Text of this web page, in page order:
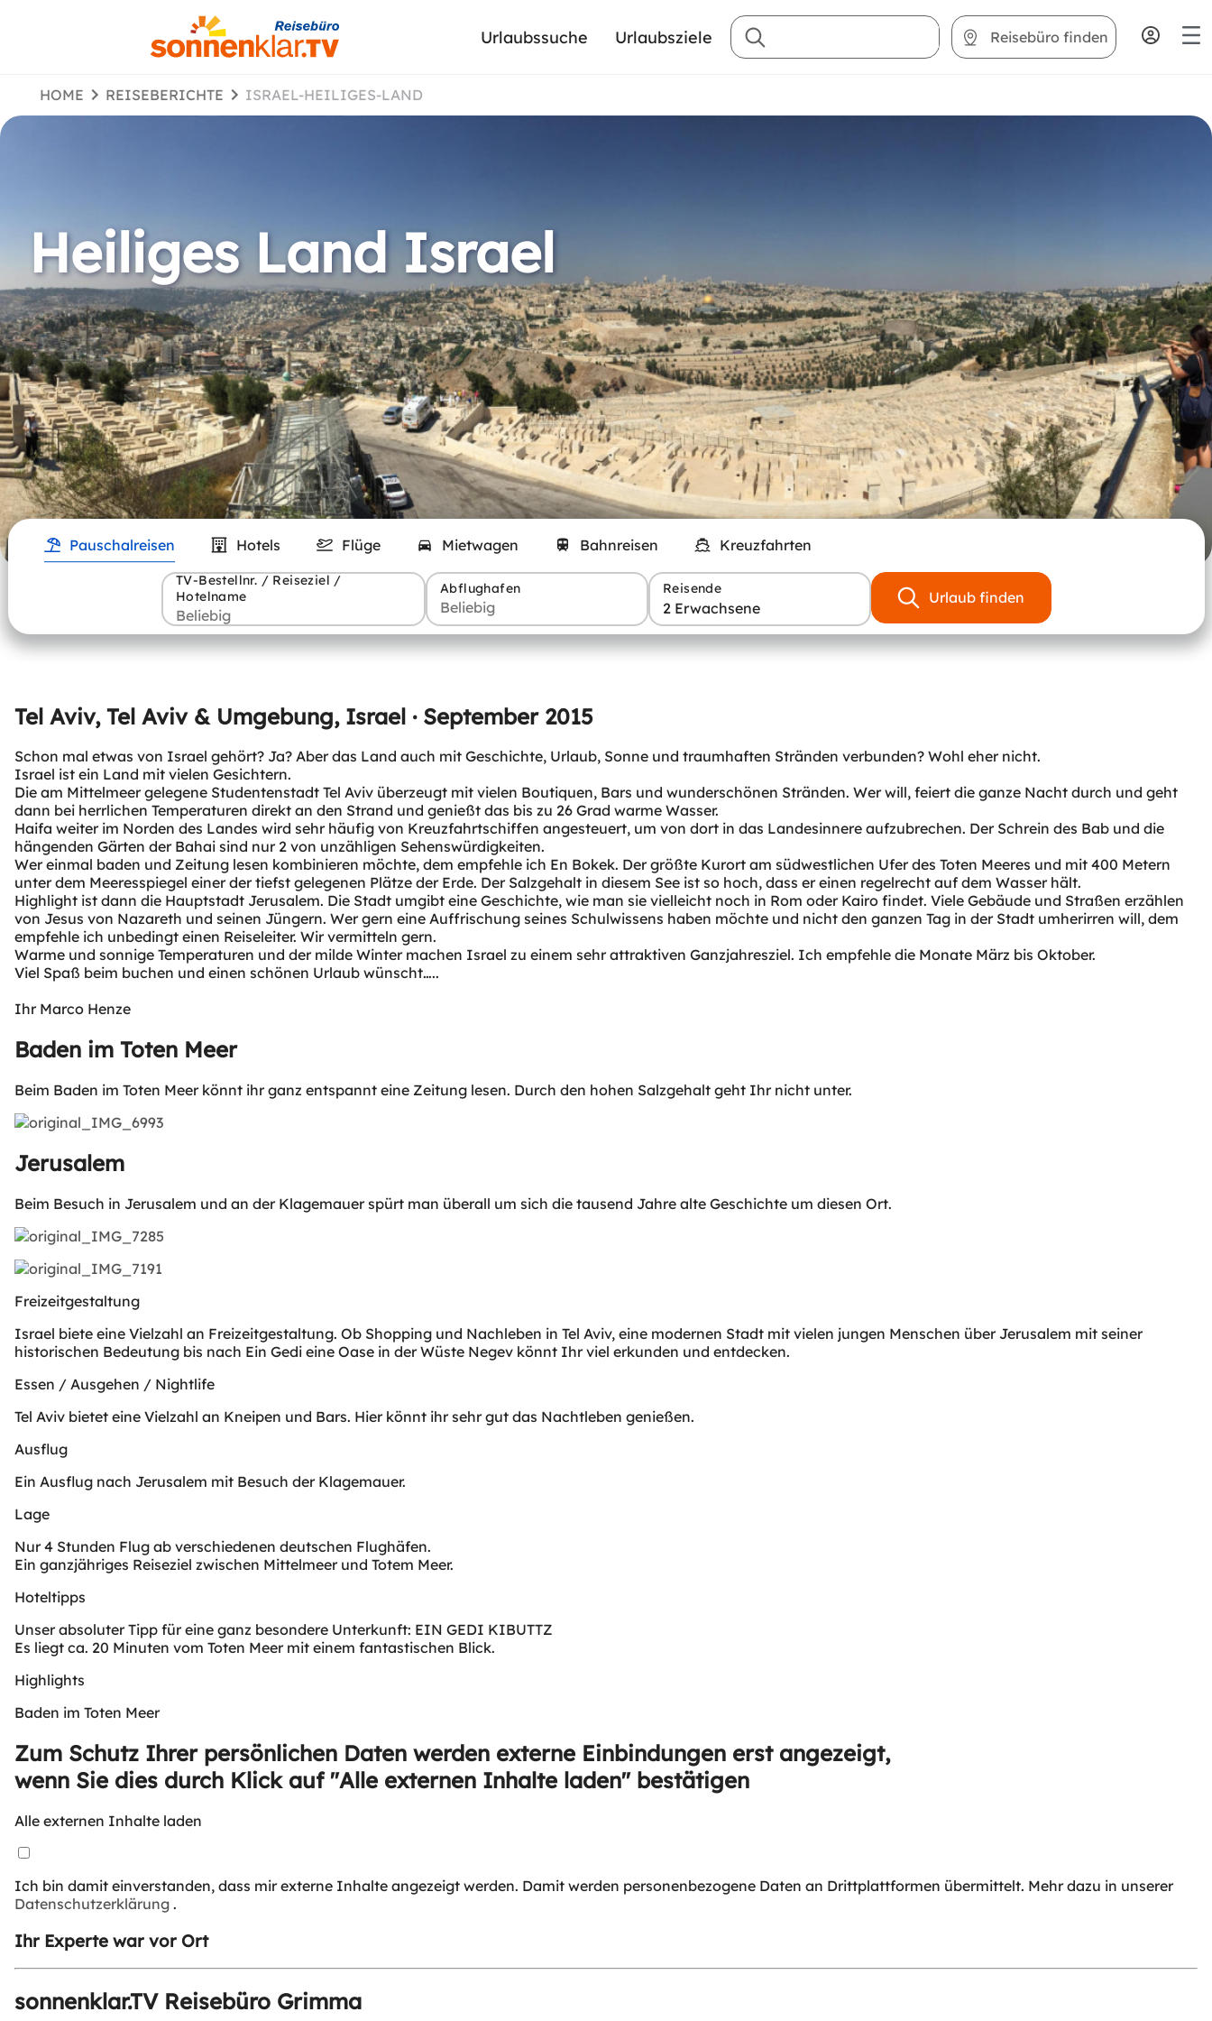
Urlaubssuche Urlaubsziele Reisebüro finden
HOME REISEBERICHTE ISRAEL-HEILIGES-LAND
Heiliges Land Israel
Pauschalreisen Hotels Flüge Mietwagen Bahnreisen Kreuzfahrten
TV-Bestellnr. / Reiseziel /
Hotelname
Abflughafen Reisende
2 Erwachsene
Urlaub finden
Tel Aviv, Tel Aviv & Umgebung, Israel · September 2015
Schon mal etwas von Israel gehört? Ja? Aber das Land auch mit Geschichte, Urlaub, Sonne und traumhaften Stränden verbunden? Wohl eher nicht.
Israel ist ein Land mit vielen Gesichtern.
Die am Mittelmeer gelegene Studentenstadt Tel Aviv überzeugt mit vielen Boutiquen, Bars und wunderschönen Stränden. Wer will, feiert die ganze Nacht durch und geht
dann bei herrlichen Temperaturen direkt an den Strand und genießt das bis zu 26 Grad warme Wasser.
Haifa weiter im Norden des Landes wird sehr häufig von Kreuzfahrtschiffen angesteuert, um von dort in das Landesinnere aufzubrechen. Der Schrein des Bab und die
hängenden Gärten der Bahai sind nur 2 von unzähligen Sehenswürdigkeiten.
Wer einmal baden und Zeitung lesen kombinieren möchte, dem empfehle ich En Bokek. Der größte Kurort am südwestlichen Ufer des Toten Meeres und mit 400 Metern
unter dem Meeresspiegel einer der tiefst gelegenen Plätze der Erde. Der Salzgehalt in diesem See ist so hoch, dass er einen regelrecht auf dem Wasser hält.
Highlight ist dann die Hauptstadt Jerusalem. Die Stadt umgibt eine Geschichte, wie man sie vielleicht noch in Rom oder Kairo findet. Viele Gebäude und Straßen erzählen
von Jesus von Nazareth und seinen Jüngern. Wer gern eine Auffrischung seines Schulwissens haben möchte und nicht den ganzen Tag in der Stadt umherirren will, dem
empfehle ich unbedingt einen Reiseleiter. Wir vermitteln gern.
Warme und sonnige Temperaturen und der milde Winter machen Israel zu einem sehr attraktiven Ganzjahresziel. Ich empfehle die Monate März bis Oktober.
Viel Spaß beim buchen und einen schönen Urlaub wünscht…..
Ihr Marco Henze
Baden im Toten Meer
Beim Baden im Toten Meer könnt ihr ganz entspannt eine Zeitung lesen. Durch den hohen Salzgehalt geht Ihr nicht unter.
Jerusalem
Beim Besuch in Jerusalem und an der Klagemauer spürt man überall um sich die tausend Jahre alte Geschichte um diesen Ort.
Freizeitgestaltung
Israel biete eine Vielzahl an Freizeitgestaltung. Ob Shopping und Nachleben in Tel Aviv, eine modernen Stadt mit vielen jungen Menschen über Jerusalem mit seiner
historischen Bedeutung bis nach Ein Gedi eine Oase in der Wüste Negev könnt Ihr viel erkunden und entdecken.
Essen / Ausgehen / Nightlife
Tel Aviv bietet eine Vielzahl an Kneipen und Bars. Hier könnt ihr sehr gut das Nachtleben genießen.
Ausflug
Ein Ausflug nach Jerusalem mit Besuch der Klagemauer.
Lage
Nur 4 Stunden Flug ab verschiedenen deutschen Flughäfen.
Ein ganzjähriges Reiseziel zwischen Mittelmeer und Totem Meer.
Hoteltipps
Unser absoluter Tipp für eine ganz besondere Unterkunft: EIN GEDI KIBUTTZ
Es liegt ca. 20 Minuten vom Toten Meer mit einem fantastischen Blick.
Highlights
Baden im Toten Meer
Zum Schutz Ihrer persönlichen Daten werden externe Einbindungen erst angezeigt,
wenn Sie dies durch Klick auf "Alle externen Inhalte laden" bestätigen
Alle externen Inhalte laden
Ich bin damit einverstanden, dass mir externe Inhalte angezeigt werden. Damit werden personenbezogene Daten an Drittplattformen übermittelt. Mehr dazu in unserer
Datenschutzerklärung .
Ihr Experte war vor Ort
sonnenklar.TV Reisebüro Grimma